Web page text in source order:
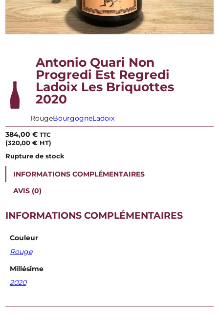
Antonio Quari Non
Progredi Est Regredi
Ladoix Les Briquottes
2020
RougeBourgogneLadoix
384,00 € TTC
(320,00 €HT)
Rupture de stock
INFORMATIONS COMPLÉMENTAIRES
AVIS (0)
INFORMATIONS COMPLÉMENTAIRES
Couleur
Rouge
Millésime
2020